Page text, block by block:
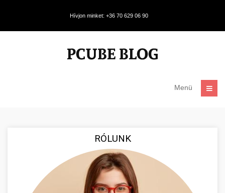
Hívjon minket: +36 70 629 06 90
Menü
RÓLUNK